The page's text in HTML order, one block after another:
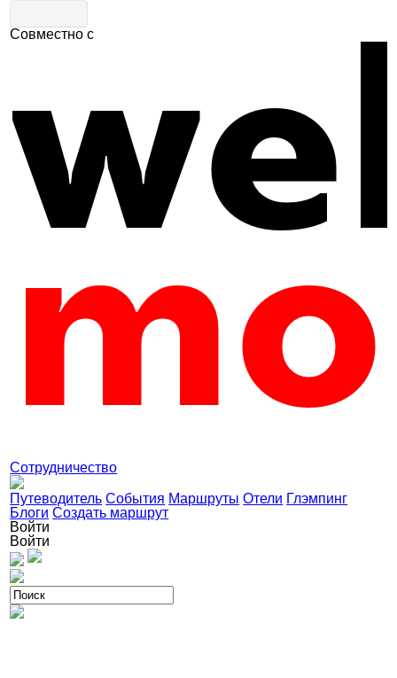
Совместно с
Сотрудничество
Путеводитель События Маршруты Отели Глэмпинг
Блоги Создать маршрут
Войти
Войти
Главная |Путеводитель
Гастрономия
Ресторан «Говядин»